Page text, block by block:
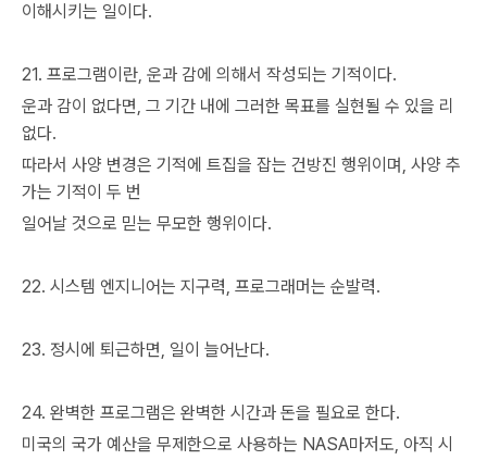
이해시키는 일이다.
21. 프로그램이란, 운과 감에 의해서 작성되는 기적이다.
운과 감이 없다면, 그 기간 내에 그러한 목표를 실현될 수 있을 리
없다.
따라서 사양 변경은 기적에 트집을 잡는 건방진 행위이며, 사양 추
가는 기적이 두 번
일어날 것으로 믿는 무모한 행위이다.
22. 시스템 엔지니어는 지구력, 프로그래머는 순발력.
23. 정시에 퇴근하면, 일이 늘어난다.
24. 완벽한 프로그램은 완벽한 시간과 돈을 필요로 한다.
미국의 국가 예산을 무제한으로 사용하는 NASA마저도, 아직 시